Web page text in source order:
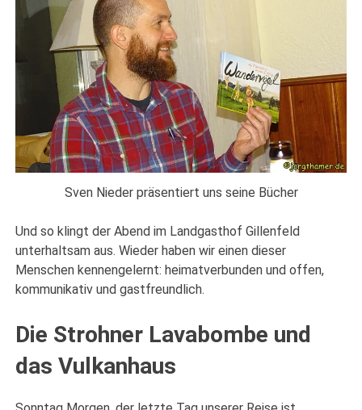
Sven Nieder präsentiert uns seine Bücher
Und so klingt der Abend im Landgasthof Gillenfeld
unterhaltsam aus. Wieder haben wir einen dieser
Menschen kennengelernt: heimatverbunden und offen,
kommunikativ und gastfreundlich.
Die Strohner Lavabombe und
das Vulkanhaus